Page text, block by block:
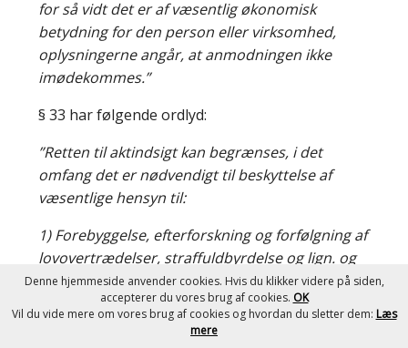
Denne hjemmeside anvender cookies. Hvis du klikker videre på siden,
accepterer du vores brug af cookies. OK
Vil du vide mere om vores brug af cookies og hvordan du sletter dem: Læs
mere
for så vidt det er af væsentlig økonomisk
betydning for den person eller virksomhed,
oplysningerne angår, at anmodningen ikke
imødekommes.”
§ 33 har følgende ordlyd:
”Retten til aktindsigt kan begrænses, i det
omfang det er nødvendigt til beskyttelse af
væsentlige hensyn til:
1) Forebyggelse, efterforskning og forfølgning af
lovovertrædelser, straffuldbyrdelse og lign. og
beskyttelse af sigtede, vidner eller andre i sager
om strafferetlig eller disciplinær forfølgning.
2) Gennemførelse af offentlig kontrol,